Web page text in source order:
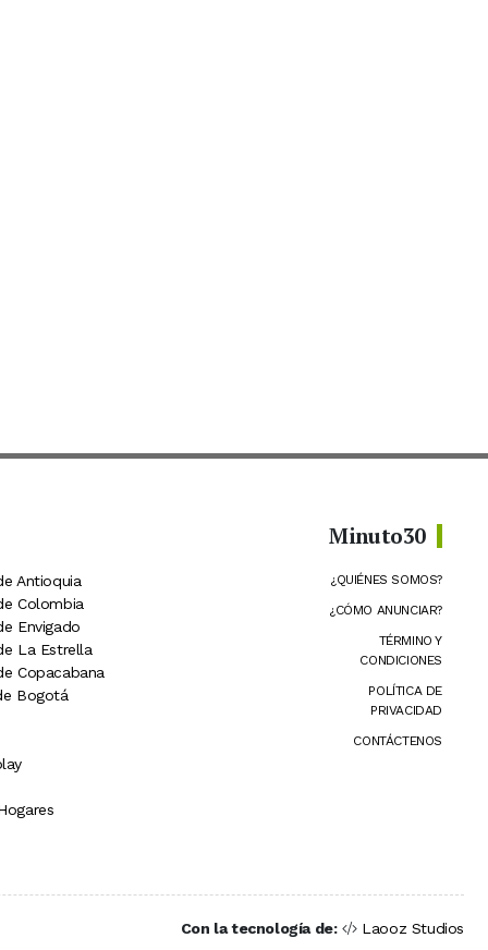
Antioquia
Colombia
Envigado
La Estrella
Copacabana
Bogotá
Minuto30
¿QUIÉNES SOMOS?
¿CÓMO ANUNCIAR?
TÉRMINO Y
CONDICIONES
POLÍTICA DE
PRIVACIDAD
CONTÁCTENOS
Con la tecnología de: Laooz Studios